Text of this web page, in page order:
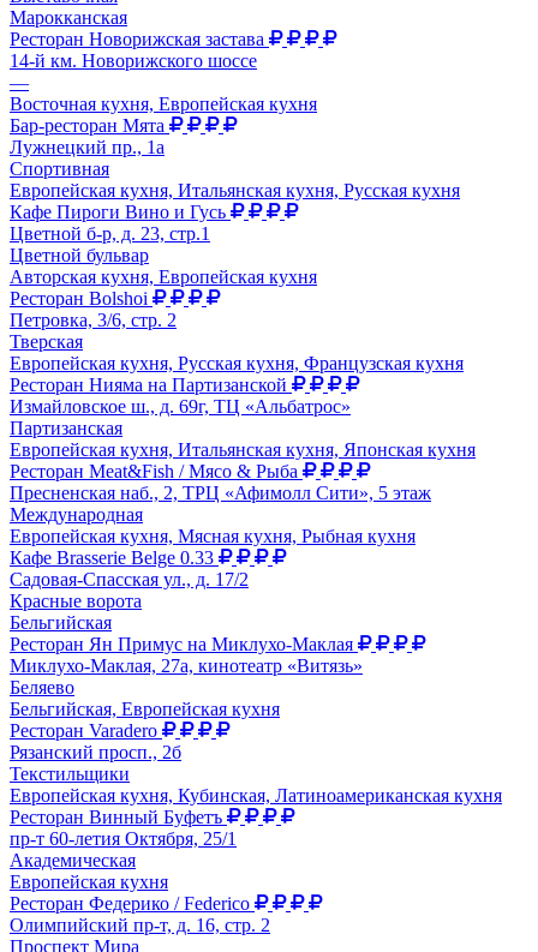
Марокканская
Ресторан Новорижская застава
14-й км. Новорижского шоссе
—
Восточная кухня, Европейская кухня
Бар-ресторан Мята
Лужнецкий пр., 1а
Спортивная
Европейская кухня, Итальянская кухня, Русская кухня
Кафе Пироги Вино и Гусь
Цветной б-р, д. 23, стр.1
Цветной бульвар
Авторская кухня, Европейская кухня
Ресторан Bolshoi
Петровка, 3/6, стр. 2
Тверская
Европейская кухня, Русская кухня, Французская кухня
Ресторан Нияма на Партизанской
Измайловское ш., д. 69г, ТЦ «Альбатрос»
Партизанская
Европейская кухня, Итальянская кухня, Японская кухня
Ресторан Meat&Fish / Мясо & Рыба
Пресненская наб., 2, ТРЦ «Афимолл Сити», 5 этаж
Международная
Европейская кухня, Мясная кухня, Рыбная кухня
Кафе Brasserie Belge 0.33
Садовая-Спасская ул., д. 17/2
Красные ворота
Бельгийская
Ресторан Ян Примус на Миклухо-Маклая
Миклухо-Маклая, 27а, кинотеатр «Витязь»
Беляево
Бельгийская, Европейская кухня
Ресторан Varadero
Рязанский просп., 2б
Текстильщики
Европейская кухня, Кубинская, Латиноамериканская кухня
Ресторан Винный Буфетъ
пр-т 60-летия Октября, 25/1
Академическая
Европейская кухня
Ресторан Федерико / Federico
Олимпийский пр-т, д. 16, стр. 2
Проспект Мира